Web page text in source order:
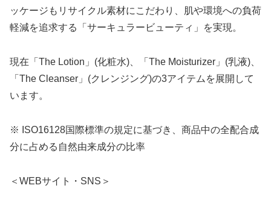
ッケージもリサイクル素材にこだわり、肌や環境への負荷
軽減を追求する「サーキュラービューティ」を実現。
現在「The Lotion」(化粧水)、「The Moisturizer」(乳液)、
「The Cleanser」(クレンジング)の3アイテムを展開して
います。
※ ISO16128国際標準の規定に基づき、商品中の全配合成
分に占める自然由来成分の比率
＜WEBサイト・SNS＞